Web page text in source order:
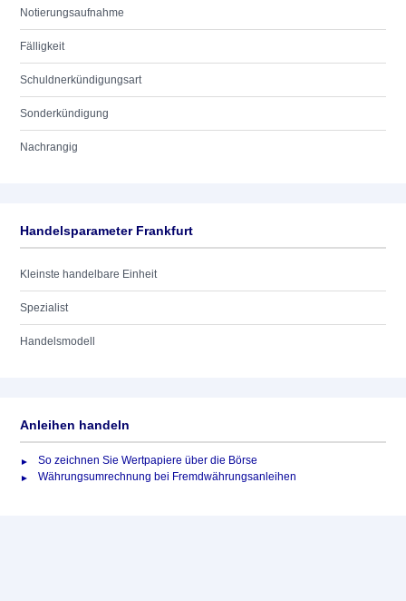
Notierungsaufnahme
Fälligkeit
Schuldnerkündigungsart
Sonderkündigung
Nachrangig
Handelsparameter Frankfurt
Kleinste handelbare Einheit
Spezialist
Handelsmodell
Anleihen handeln
So zeichnen Sie Wertpapiere über die Börse
Währungsumrechnung bei Fremdwährungsanleihen